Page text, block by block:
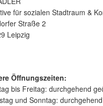
für sozialen Stadtraum &
Straße 2
Leipzig
Öffnungszeiten:
bis Freitag: durchgehend
und Sonntag: